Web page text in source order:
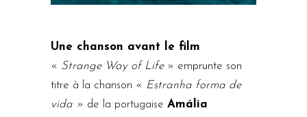
Une chanson avant le film
« Strange Way of Life » emprunte son
titre à la chanson « Estranha forma de
vida » de la portugaise Amália